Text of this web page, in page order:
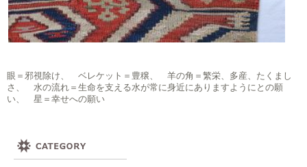
眼＝邪視除け、 ベレケット＝豊穣、 羊の角＝繁栄、多産、たくまし
さ、 水の流れ＝生命を支える水が常に身近にありますようにとの願
い、 星＝幸せへの願い